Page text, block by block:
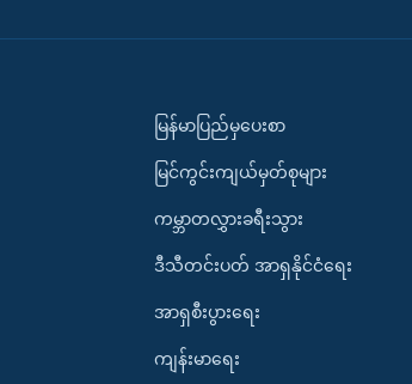
မြန်မာပြည်မှပေးစာ
မြင်ကွင်းကျယ်မှတ်စုများ
ကမ္ဘာတလွှားခရီးသွား
ဒီသီတင်းပတ် အာရှနိုင်ငံရေး
အာရှစီးပွားရေး
ကျန်းမာရေး